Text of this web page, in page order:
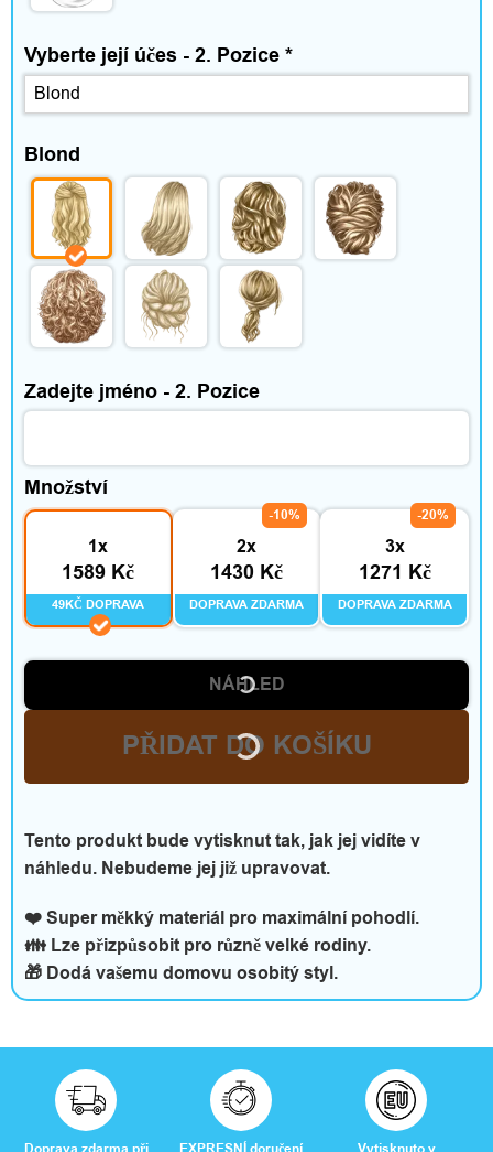
Vyberte její účes - 2. Pozice *
Blond
Zadejte jméno - 2. Pozice
Množství
1x
1589 Kč
49KČ DOPRAVA
2x
1430 Kč
-10%
DOPRAVA ZDARMA
3x
1271 Kč
-20%
DOPRAVA ZDARMA
NÁHLED
PŘIDAT DO KOŠÍKU
Tento produkt bude vytisknut tak, jak jej vidíte v
náhledu. Nebudeme jej již upravovat.
❤️ Super měkký materiál pro maximální pohodlí.
👪 Lze přizpůsobit pro různě velké rodiny.
🎁 Dodá vašemu domovu osobitý styl.